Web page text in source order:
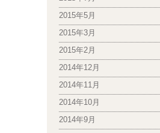
2015年5月
2015年3月
2015年2月
2014年12月
2014年11月
2014年10月
2014年9月